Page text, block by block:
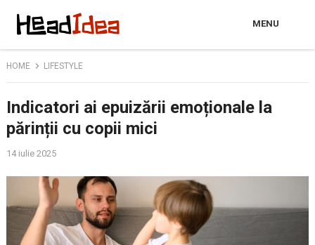
MENU
HOME LIFESTYLE
Indicatori ai epuizării emoționale la
părinții cu copii mici
14 iulie 2025